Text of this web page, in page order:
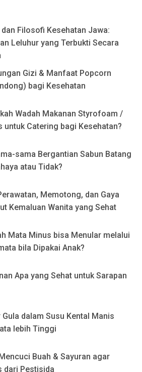
Filosofi Kesehatan Jawa:
Leluhur yang Terbukti Secara
Gizi & Manfaat Popcorn
bagi Kesehatan
Wadah Makanan Styrofoam /
untuk Catering bagi Kesehatan?
sama Bergantian Sabun Batang
atau Tidak?
Memotong, dan Gaya
Kemaluan Wanita yang Sehat
Mata Minus bisa Menular melalui
bila Dipakai Anak?
Apa yang Sehat untuk Sarapan
Gula dalam Susu Kental Manis
lebih Tinggi
Buah & Sayuran agar
dari Pestisida